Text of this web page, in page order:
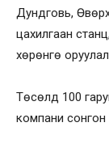
Дундговь,
цахилгаан
хөрөнгө
Төсөлд 100
компани